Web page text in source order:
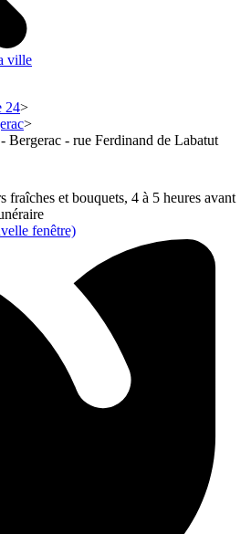
ville
24
Bergerac - rue Ferdinand de Labatut
fraîches et bouquets, 4 à 5 heures avant
fenêtre)